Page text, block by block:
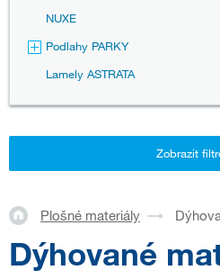
NUXE
Podlahy PARKY
Lamely ASTRATA
Zobrazit
Plošné materiály
Dýhované